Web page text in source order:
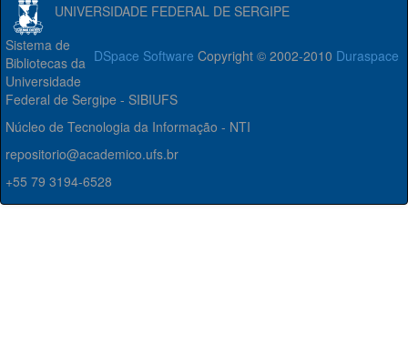
UNIVERSIDADE FEDERAL DE SERGIPE
DSpace Software Copyright © 2002-2010 Duraspace
Sistema de
Bibliotecas da
Universidade
Federal de Sergipe - SIBIUFS
Núcleo de Tecnologia da Informação - NTI
repositorio@academico.ufs.br
+55 79 3194-6528